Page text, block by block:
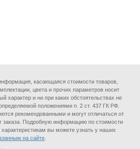
касающаяся стоимости товаров,
цвета и прочих параметров носит
характер и ни при каких обстоятельствах не
положениями п. 2 ст. 437 ГК РФ.
рекомендованными и могут отличаться от
заказа. Подробную информацию по стоимости
вы можете узнать у наших
на сайте